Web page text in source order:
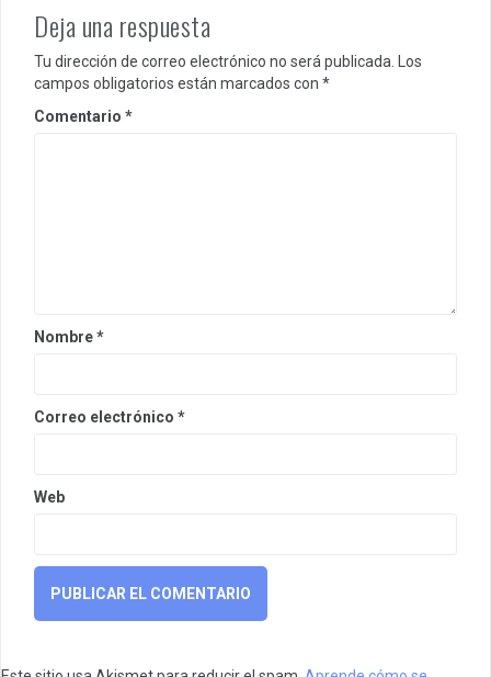
Deja una respuesta
Tu dirección de correo electrónico no será publicada.
Los
campos obligatorios están marcados con *
Comentario *
Nombre*
Correo electrónico *
Web